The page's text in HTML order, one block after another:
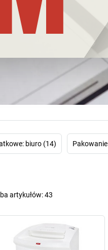
biuro (14)
artykułów:43